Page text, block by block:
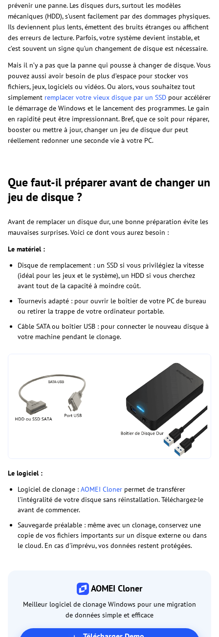
prévenir une panne. Les disques durs, surtout les modèles
mécaniques (HDD), s’usent facilement par des dommages physiques.
Ils deviennent plus lents, émettent des bruits étranges ou affichent
des erreurs de lecture. Parfois, votre système devient instable, et
c’est souvent un signe qu’un changement de disque est nécessaire.
Mais il n’y a pas que la panne qui pousse à changer de disque. Vous
pouvez aussi avoir besoin de plus d’espace pour stocker vos
fichiers, jeux, logiciels ou vidéos. Ou alors, vous souhaitez tout
simplement remplacer votre vieux disque par un SSD pour accélérer
le démarrage de Windows et le lancement des programmes. Le gain
en rapidité peut être impressionnant. Bref, que ce soit pour réparer,
booster ou mettre à jour, changer un jeu de disque dur peut
réellement redonner une seconde vie à votre PC.
Que faut-il préparer avant de changer un
jeu de disque ?
Avant de remplacer un disque dur, une bonne préparation évite les
mauvaises surprises. Voici ce dont vous aurez besoin :
Le matériel :
Disque de remplacement : un SSD si vous privilégiez la vitesse
(idéal pour les jeux et le système), un HDD si vous cherchez
avant tout de la capacité à moindre coût.
Tournevis adapté : pour ouvrir le boîtier de votre PC de bureau
ou retirer la trappe de votre ordinateur portable.
Câble SATA ou boîtier USB : pour connecter le nouveau disque à
votre machine pendant le clonage.
Le logiciel :
Logiciel de clonage : AOMEI Cloner permet de transférer
l'intégralité de votre disque sans réinstallation. Téléchargez-le
avant de commencer.
Sauvegarde préalable : même avec un clonage, conservez une
copie de vos fichiers importants sur un disque externe ou dans
le cloud. En cas d'imprévu, vos données restent protégées.
AOMEI Cloner
Meilleur logiciel de clonage Windows pour une migration
de données simple et efficace